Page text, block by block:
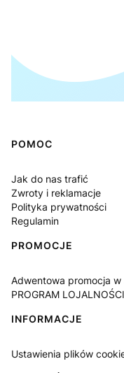
Linki w stopce
POMOC
Jak do nas trafić
Zwroty i reklamacje
Polityka prywatności
Regulamin
PROMOCJE
Adwentowa promocja
PROGRAM
INFORMACJE
Ustawienia plików